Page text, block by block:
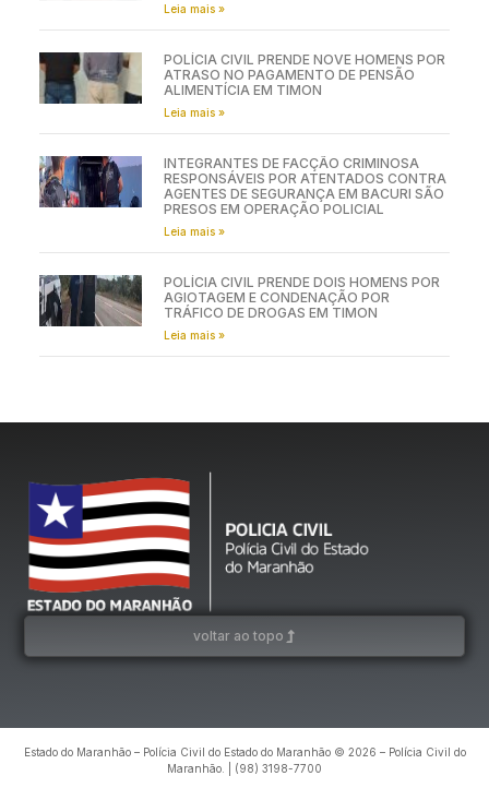
Leia mais »
POLÍCIA CIVIL PRENDE NOVE HOMENS POR
ATRASO NO PAGAMENTO DE PENSÃO
ALIMENTÍCIA EM TIMON
Leia mais »
INTEGRANTES DE FACÇÃO CRIMINOSA
RESPONSÁVEIS POR ATENTADOS CONTRA
AGENTES DE SEGURANÇA EM BACURI SÃO
PRESOS EM OPERAÇÃO POLICIAL
Leia mais »
POLÍCIA CIVIL PRENDE DOIS HOMENS POR
AGIOTAGEM E CONDENAÇÃO POR
TRÁFICO DE DROGAS EM TIMON
Leia mais »
voltar ao topo
Estado do Maranhão – Polícia Civil do Estado do Maranhão © 2026 – Polícia Civil do
Maranhão. | (98) 3198-7700